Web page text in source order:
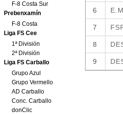
F-8 Costa Sur
Prebenxamín
F-8 Costa
Liga FS Cee
1ª División
2ª División
Liga FS Carballo
Grupo Azul
Grupo Vermello
AD Carballo
Conc. Carballo
donClic